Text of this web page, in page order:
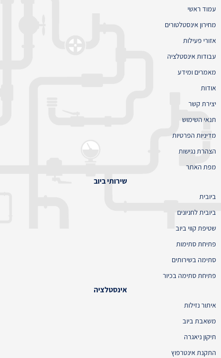
עמוד ראשי
מחירון אינסטלטורים
אזורי פעילות
עבודות אינסטלציה
מאמרים ומידע
אודות
יצירת קשר
תנאי השימוש
מדיניות הפרטיות
הצהרת נגישות
מפת האתר
שירותי ביוב
ביובית
ביובית לחניונים
שטיפת קווי ביוב
פתיחת סתימות
סתימה בשירותים
פתיחת סתימה בכיור
אינסטלציה
איתור נזילות
משאבת ביוב
תיקון ניאגרה
התקנת אינטרפוץ